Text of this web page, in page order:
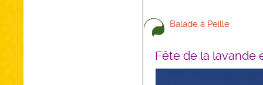
Balade à Peille
Fête de la lavande